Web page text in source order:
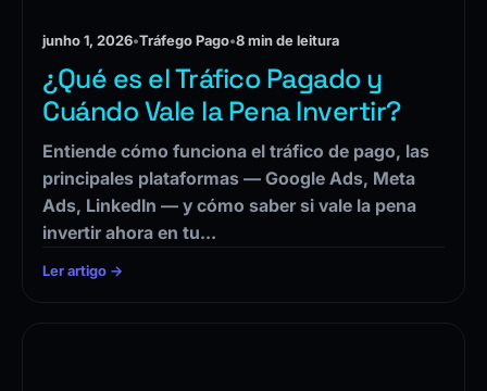
junho 1, 2026•Tráfego Pago•8 min de leitura
¿Qué es el Tráfico Pagado y
Cuándo Vale la Pena Invertir?
Entiende cómo funciona el tráfico de pago, las
principales plataformas — Google Ads, Meta
Ads, LinkedIn — y cómo saber si vale la pena
invertir ahora en tu…
Ler artigo →